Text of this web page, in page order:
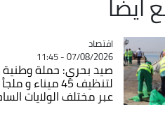
Catégorie
اقتصاد
07/08/2026 - 11:45
صيد بحري: حملة وطنية
لتنظيف 45 ميناء و
عبر مختلف الولايات